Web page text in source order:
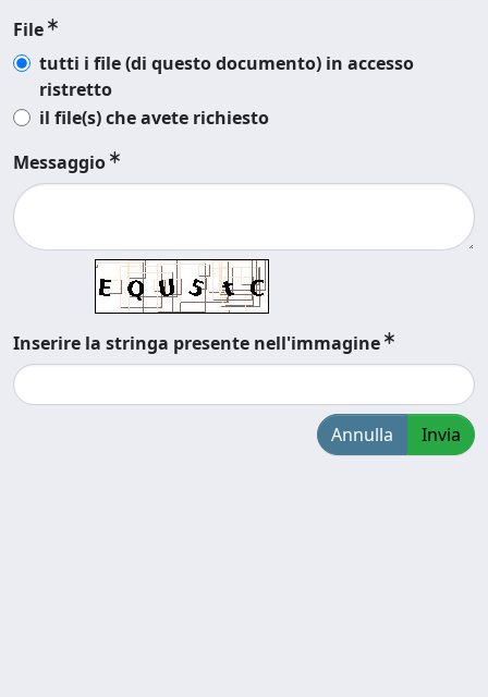
File
tutti i file (di questo documento) in accesso
ristretto
il file(s) che avete richiesto
Messaggio
Inserire la stringa presente nell'immagine
Annulla Invia